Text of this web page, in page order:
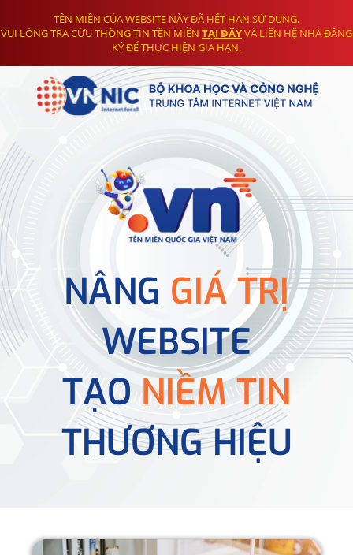
TÊN MIỀN CỦA WEBSITE NÀY ĐÃ HẾT HẠN SỬ DỤNG.
VUI LÒNG TRA CỨU THÔNG TIN TÊN MIỀN TẠI ĐÂYVÀ LIÊN HỆ NHÀ ĐĂNG
KÝ ĐỂ THỰC HIỆN GIA HẠN.
NÂNG GIÁ TRỊ
WEBSITE
TẠONIỀM TIN
THƯƠNG HIỆU